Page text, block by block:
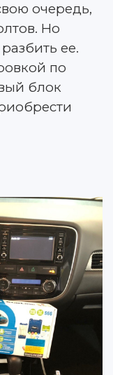
очередь,
Но
ее.
по
блок